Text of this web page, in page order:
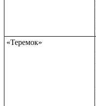
«Теремок»